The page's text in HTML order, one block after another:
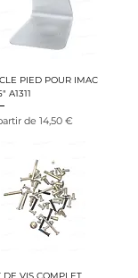
PIED POUR IMAC
A1311
de 14,50 €
promotionnel